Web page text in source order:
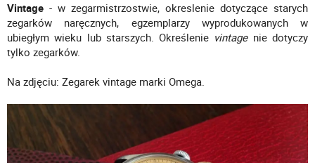
Vintage - w zegarmistrzostwie, okreslenie dotyczące starych
zegarków naręcznych, egzemplarzy wyprodukowanych w
ubiegłym wieku lub starszych. Określenie vintagenie dotyczy
tylko zegarków.
Na zdjęciu: Zegarek vintage marki Omega.